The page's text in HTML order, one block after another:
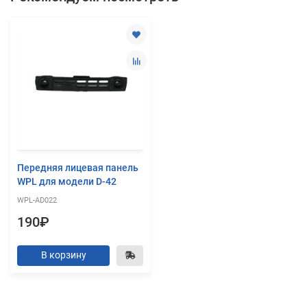
Передняя лицевая панель
WPL для модели D-42
WPL-AD022
190₽
В корзину